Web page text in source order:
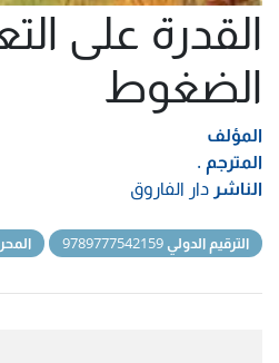
القدرة على
الضغوط
المؤلف
المترجم .
الناشر دار الفاروق
الترقيم الدولي